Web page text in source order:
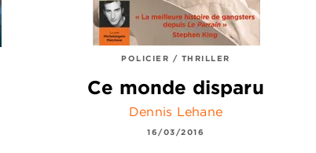
POLICIER / THRILLER
Ce monde disparu
Dennis Lehane
16/03/2016